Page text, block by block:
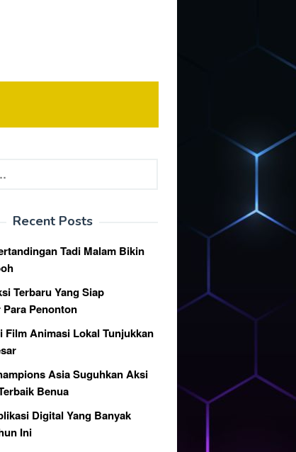
Recent Posts
Tadi Malam Bikin
Terbaru Yang Siap
Penonton
Film Animasi Lokal Tunjukkan
Asia Suguhkan Aksi
Benua
Digital Yang Banyak
Ini